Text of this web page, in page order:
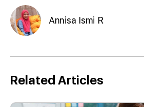
Annisa Ismi R
Related Articles